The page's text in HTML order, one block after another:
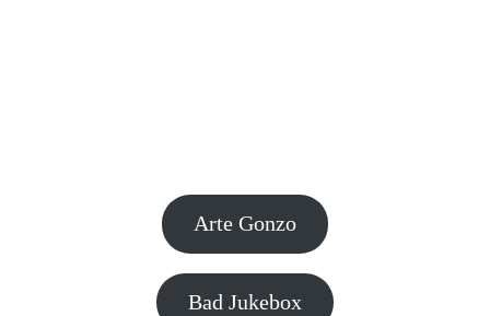
Arte Gonzo
Bad Jukebox